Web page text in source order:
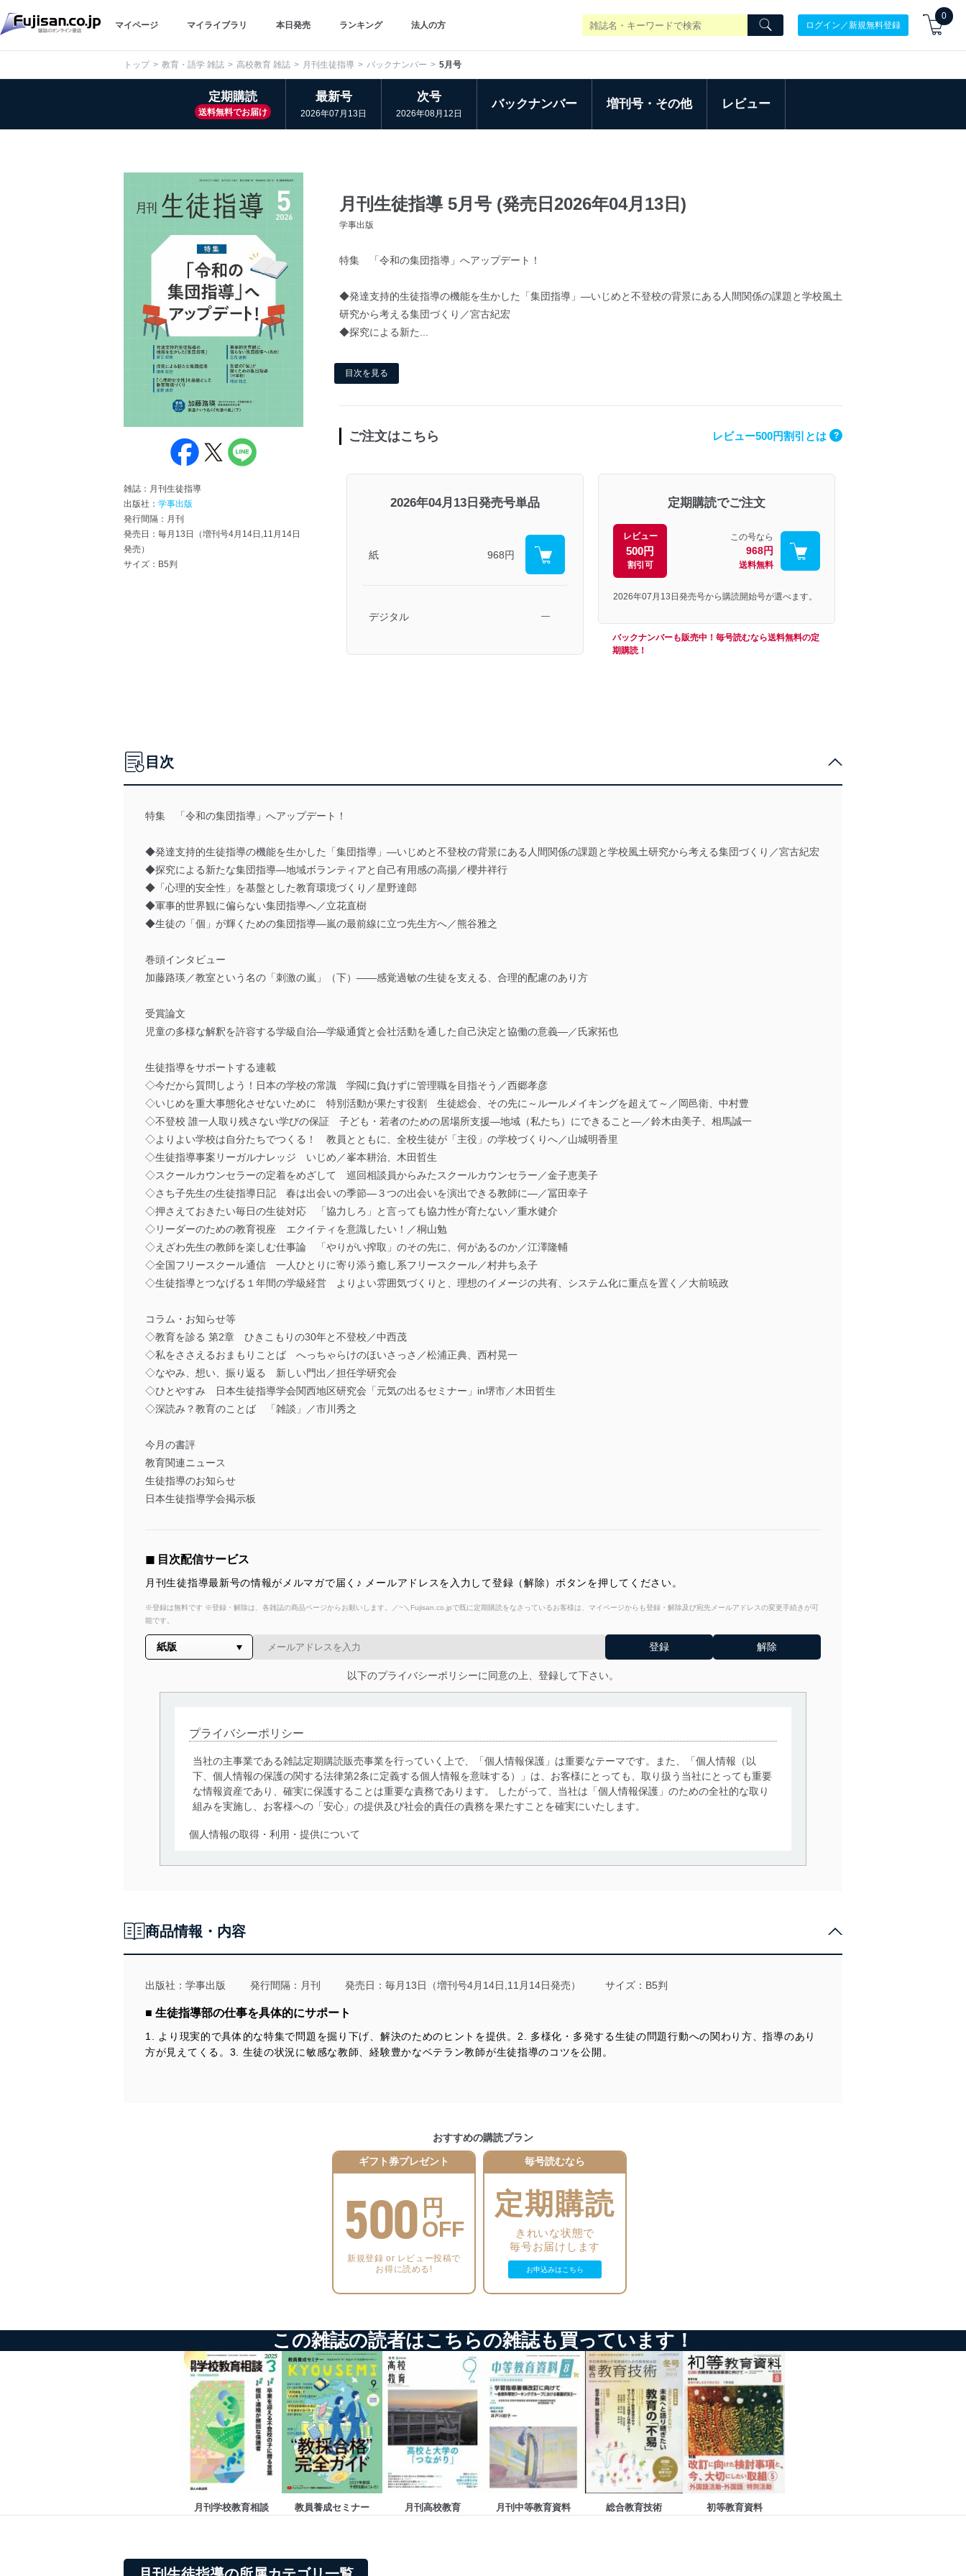
マイページ マイライブラリ 本日発売 ランキング 法人の方 ログイン／新規無料登録
0
トップ 教育・語学 雑誌 高校教育 雑誌 月刊生徒指導 バックナンバー 5月号
定期購読
送料無料でお届け
最新号
2026年07月13日
次号
2026年08月12日
バックナンバー 増刊号・その他 レビュー
雑誌：月刊生徒指導
出版社： 学事出版
発行間隔：月刊
発売日：毎月13日（増刊号4月14日,11月14日
発売）
サイズ：B5判
月刊生徒指導 5月号 (発売日2026年04月13日)
学事出版
特集 「令和の集団指導」へアップデート！
◆発達支持的生徒指導の機能を生かした「集団指導」―いじめと不登校の背景にある人間関係の課題と学校風土
研究から考える集団づくり／宮古紀宏
◆探究による新た...
目次を見る
ご注文はこちら レビュー500円割引とは ?
2026年04月13日発売号単品
紙 968円
デジタル ―
定期購読でご注文
レビュー
500円
割引可
この号なら
968円
送料無料
2026年07月13日発売号から購読開始号が選べます。
バックナンバーも販売中！毎号読むなら送料無料の定
期購読！
目次
特集 「令和の集団指導」へアップデート！
◆発達支持的生徒指導の機能を生かした「集団指導」―いじめと不登校の背景にある人間関係の課題と学校風土研究から考える集団づくり／宮古紀宏
◆探究による新たな集団指導―地域ボランティアと自己有用感の高揚／櫻井祥行
◆「心理的安全性」を基盤とした教育環境づくり／星野達郎
◆軍事的世界観に偏らない集団指導へ／立花直樹
◆生徒の「個」が輝くための集団指導―嵐の最前線に立つ先生方へ／熊谷雅之
巻頭インタビュー
加藤路瑛／教室という名の「刺激の嵐」（下）――感覚過敏の生徒を支える、合理的配慮のあり方
受賞論文
児童の多様な解釈を許容する学級自治―学級通貨と会社活動を通した自己決定と協働の意義―／氏家拓也
生徒指導をサポートする連載
◇今だから質問しよう！日本の学校の常識 学閥に負けずに管理職を目指そう／西郷孝彦
◇いじめを重大事態化させないために 特別活動が果たす役割 生徒総会、その先に～ルールメイキングを超えて～／岡邑衛、中村豊
◇不登校 誰一人取り残さない学びの保証 子ども・若者のための居場所支援―地域（私たち）にできること―／鈴木由美子、相馬誠一
◇よりよい学校は自分たちでつくる！ 教員とともに、全校生徒が「主役」の学校づくりへ／山城明香里
◇生徒指導事案リーガルナレッジ いじめ／峯本耕治、木田哲生
◇スクールカウンセラーの定着をめざして 巡回相談員からみたスクールカウンセラー／金子恵美子
◇さち子先生の生徒指導日記 春は出会いの季節―３つの出会いを演出できる教師に―／冨田幸子
◇押さえておきたい毎日の生徒対応 「協力しろ」と言っても協力性が育たない／重水健介
◇リーダーのための教育視座 エクイティを意識したい！／桐山勉
◇えざわ先生の教師を楽しむ仕事論 「やりがい搾取」のその先に、何があるのか／江澤隆輔
◇全国フリースクール通信 一人ひとりに寄り添う癒し系フリースクール／村井ちゑ子
◇生徒指導とつなげる１年間の学級経営 よりよい雰囲気づくりと、理想のイメージの共有、システム化に重点を置く／大前暁政
コラム・お知らせ等
◇教育を診る 第2章 ひきこもりの30年と不登校／中西茂
◇私をささえるおまもりことば へっちゃらけのほいさっさ／松浦正典、西村晃一
◇なやみ、想い、振り返る 新しい門出／担任学研究会
◇ひとやすみ 日本生徒指導学会関西地区研究会「元気の出るセミナー」in堺市／木田哲生
◇深読み？教育のことば 「雑談」／市川秀之
今月の書評
教育関連ニュース
生徒指導のお知らせ
日本生徒指導学会掲示板
◼︎ 目次配信サービス
月刊生徒指導最新号の情報がメルマガで届く♪ メールアドレスを入力して登録（解除）ボタンを押してください。
※登録は無料です ※登録・解除は、各雑誌の商品ページからお願いします。／~＼Fujisan.co.jpで既に定期購読をなさっているお客様は、マイページからも登録・解除及び宛先メールアドレスの変更手続きが可
能です。
以下のプライバシーポリシーに同意の上、登録して下さい。
プライバシーポリシー
当社の主事業である雑誌定期購読販売事業を行っていく上で、「個人情報保護」は重要なテーマです。また、「個人情報（以
下、個人情報の保護の関する法律第2条に定義する個人情報を意味する）」は、お客様にとっても、取り扱う当社にとっても重要
な情報資産であり、確実に保護することは重要な責務であります。 したがって、当社は「個人情報保護」のための全社的な取り
組みを実施し、お客様への「安心」の提供及び社会的責任の責務を果たすことを確実にいたします。
個人情報の取得・利用・提供について
当社は、個人情報の取得・利用・提供に際して、その利用目的を明確にし、本人の同意を得たうえで利用目的の達成に必要な範
法令遵守
令及びその他の規範を常に適合させます。
個人情報の安全管理措置
当社は、個人情報の正確性及び安全性を確保するために、下記セキュリティ対策をはじめとする安全対策を実施し、個人情報の
漏えい、滅失またはき損の防止及び是正に努めます。
機器に標準装備されているユーザー制御機能（ユーザーアカウント制御）により、個人情報データベース等を取り扱う情報
システムを使用する従業者を識別・認証しています。
個人データを取り扱う機器等のオペレーティングシステムを最新の状態に保持しています。
個人データを取り扱う機器等にセキュリティ対策ソフトウェア等を導入し、自動更新 機能等の活用により、これを最新状態
情報システムの使用に伴う漏洩等の防止
当社は、内部監査及びマネジメントレビューの機会を通じて、個人情報保護マネジメントシステムを継続的に改善し、常に最良
の状態を維持します。
苦情及び相談受付け窓口
貴殿の個人情報及び当社の個人情報保護マネジメントシステムに関するご相談及び苦情については以下までご連絡ください。
適切、かつ迅速に対応させていただきます。
株式会社富士山マガジンサービス 個人情報問い合わせ係
TEL：0570-200-223
FAX：03-5459-7073
e-mail：cs@fujisan.co.jp
代表取締役会長 西野 伸一郎
商品情報・内容
出版社： 学事出版 発行間隔：月刊 発売日：毎月13日（増刊号4月14日,11月14日発売） サイズ：B5判
■ 生徒指導部の仕事を具体的にサポート
1. より現実的で具体的な特集で問題を掘り下げ、解決のためのヒントを提供。2. 多様化・多発する生徒の問題行動への関わり方、指導のあり
方が見えてくる。3. 生徒の状況に敏感な教師、経験豊かなベテラン教師が生徒指導のコツを公開。
おすすめの購読プラン
ギフト券プレゼント
500 円
OFF
新規登録 or レビュー投稿で
お得に読める!
毎号読むなら
定期購読
きれいな状態で
毎号お届けします
お申込みはこちら
この雑誌の読者はこちらの雑誌も買っています！
月刊学校教育相談 教員養成セミナー 月刊高校教育 月刊中等教育資料 総合教育技術 初等教育資料